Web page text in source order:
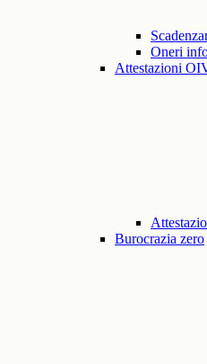
Oneri
Attestazioni
Burocrazia zero